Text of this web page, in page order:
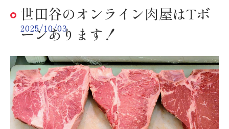
世田谷のオンライン肉屋はTボ
ーンあります！
2025/10/03